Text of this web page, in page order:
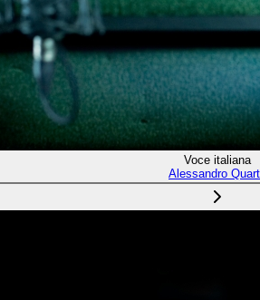
Voce italiana
Alessandro